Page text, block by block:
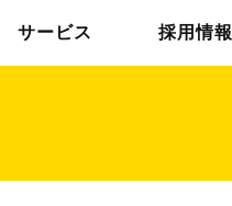
サービス 採用情報